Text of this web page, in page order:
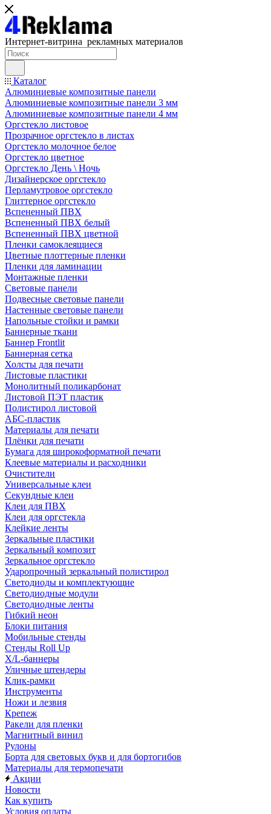
Интернет-витрина рекламных материалов
Каталог
Алюминиевые композитные панели
Алюминиевые композитные панели 3 мм
Алюминиевые композитные панели 4 мм
Оргстекло листовое
Прозрачное оргстекло в листах
Оргстекло молочное белое
Оргстекло цветное
Оргстекло День \ Ночь
Дизайнерское оргстекло
Перламутровое оргстекло
Глиттерное оргстекло
Вспененный ПВХ
Вспененный ПВХ белый
Вспененный ПВХ цветной
Пленки самоклеящиеся
Цветные плоттерные пленки
Пленки для ламинации
Монтажные пленки
Световые панели
Подвесные световые панели
Настенные световые панели
Напольные стойки и рамки
Баннерные ткани
Баннер Frontlit
Баннерная сетка
Холсты для печати
Листовые пластики
Монолитный поликарбонат
Листовой ПЭТ пластик
Полистирол листовой
АБС-пластик
Материалы для печати
Плёнки для печати
Бумага для широкоформатной печати
Клеевые материалы и расходники
Очистители
Универсальные клеи
Секундные клеи
Клеи для ПВХ
Клеи для оргстекла
Клейкие ленты
Зеркальные пластики
Зеркальный композит
Зеркальное оргстекло
Ударопрочный зеркальный полистирол
Светодиоды и комплектующие
Светодиодные модули
Светодиодные ленты
Гибкий неон
Блоки питания
Мобильные стенды
Стенды Roll Up
X/L-баннеры
Уличные штендеры
Клик-рамки
Инструменты
Ножи и лезвия
Крепеж
Ракели для пленки
Магнитный винил
Рулоны
Борта для световых букв и для бортогибов
Материалы для термопечати
Акции
Новости
Как купить
Условия оплаты